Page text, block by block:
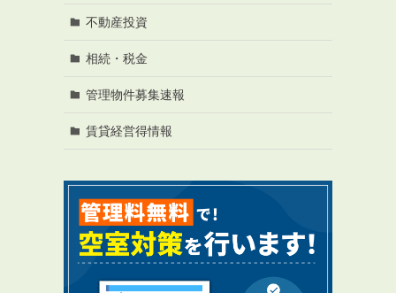
RENTALアブレイズの賃貸管理
不動産投資
相続・税金
管理物件募集速報
賃貸経営得情報